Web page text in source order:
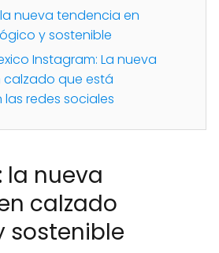
nueva tendencia en
y sostenible
Instagram: La nueva
que está
redes sociales
la nueva
calzado
sostenible